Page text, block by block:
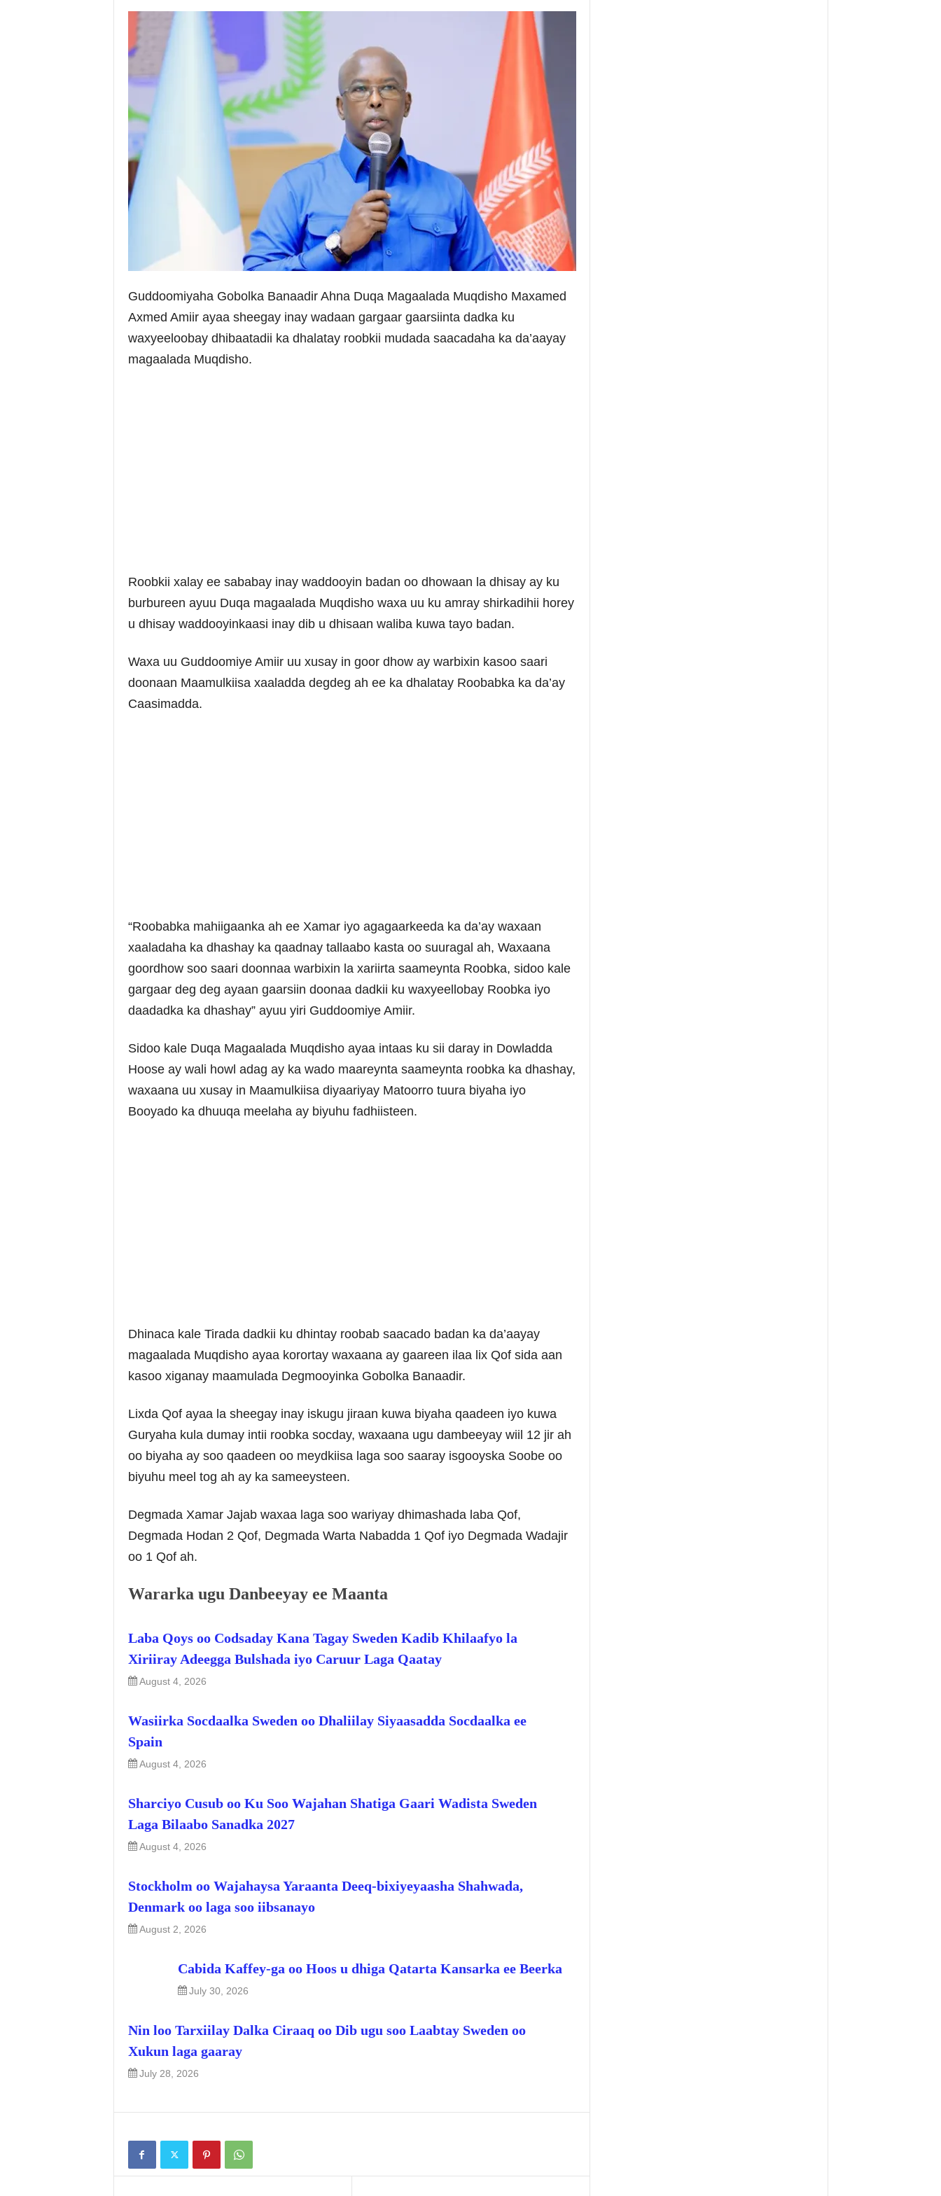
Guddoomiyaha Gobolka Banaadir Ahna Duqa Magaalada Muqdisho Maxamed
Axmed Amiir ayaa sheegay inay wadaan gargaar gaarsiinta dadka ku
waxyeeloobay dhibaatadii ka dhalatay roobkii mudada saacadaha ka da’aayay
magaalada Muqdisho.
Roobkii xalay ee sababay inay waddooyin badan oo dhowaan la dhisay ay ku
burbureen ayuu Duqa magaalada Muqdisho waxa uu ku amray shirkadihii horey
u dhisay waddooyinkaasi inay dib u dhisaan waliba kuwa tayo badan.
Waxa uu Guddoomiye Amiir uu xusay in goor dhow ay warbixin kasoo saari
doonaan Maamulkiisa xaaladda degdeg ah ee ka dhalatay Roobabka ka da’ay
Caasimadda.
“Roobabka mahiigaanka ah ee Xamar iyo agagaarkeeda ka da’ay waxaan
xaaladaha ka dhashay ka qaadnay tallaabo kasta oo suuragal ah, Waxaana
goordhow soo saari doonnaa warbixin la xariirta saameynta Roobka, sidoo kale
gargaar deg deg ayaan gaarsiin doonaa dadkii ku waxyeellobay Roobka iyo
daadadka ka dhashay” ayuu yiri Guddoomiye Amiir.
Sidoo kale Duqa Magaalada Muqdisho ayaa intaas ku sii daray in Dowladda
Hoose ay wali howl adag ay ka wado maareynta saameynta roobka ka dhashay,
waxaana uu xusay in Maamulkiisa diyaariyay Matoorro tuura biyaha iyo
Booyado ka dhuuqa meelaha ay biyuhu fadhiisteen.
Dhinaca kale Tirada dadkii ku dhintay roobab saacado badan ka da’aayay
magaalada Muqdisho ayaa korortay waxaana ay gaareen ilaa lix Qof sida aan
kasoo xiganay maamulada Degmooyinka Gobolka Banaadir.
Lixda Qof ayaa la sheegay inay iskugu jiraan kuwa biyaha qaadeen iyo kuwa
Guryaha kula dumay intii roobka socday, waxaana ugu dambeeyay wiil 12 jir ah
oo biyaha ay soo qaadeen oo meydkiisa laga soo saaray isgooyska Soobe oo
biyuhu meel tog ah ay ka sameeysteen.
Degmada Xamar Jajab waxaa laga soo wariyay dhimashada laba Qof,
Degmada Hodan 2 Qof, Degmada Warta Nabadda 1 Qof iyo Degmada Wadajir
oo 1 Qof ah.
Wararka ugu Danbeeyay ee Maanta
Laba Qoys oo Codsaday Kana Tagay Sweden Kadib Khilaafyo la
Xiriiray Adeegga Bulshada iyo Caruur Laga Qaatay
August 4, 2026
Wasiirka Socdaalka Sweden oo Dhaliilay Siyaasadda Socdaalka ee
Spain
August 4, 2026
Sharciyo Cusub oo Ku Soo Wajahan Shatiga Gaari Wadista Sweden
Laga Bilaabo Sanadka 2027
August 4, 2026
Stockholm oo Wajahaysa Yaraanta Deeq-bixiyeyaasha Shahwada,
Denmark oo laga soo iibsanayo
August 2, 2026
Cabida Kaffey-ga oo Hoos u dhiga Qatarta Kansarka ee Beerka
July 30, 2026
Nin loo Tarxiilay Dalka Ciraaq oo Dib ugu soo Laabtay Sweden oo
Xukun laga gaaray
July 28, 2026